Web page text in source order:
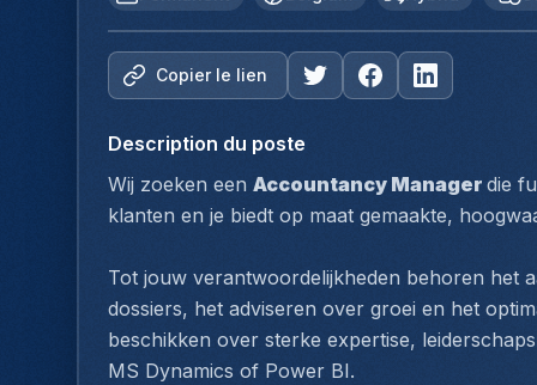
Copier le lien
Description du poste
Wij zoeken een Accountancy Manager die
klanten en je biedt op maat gemaakte,
Tot jouw verantwoordelijkheden behoren het
dossiers, het adviseren over groei en het
beschikken over sterke expertise,
MS Dynamics of Power BI.